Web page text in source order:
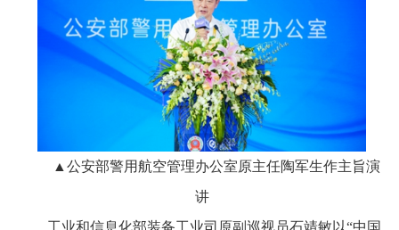
▲公安部警用航空管理办公室原主任陶军生作主旨演
讲